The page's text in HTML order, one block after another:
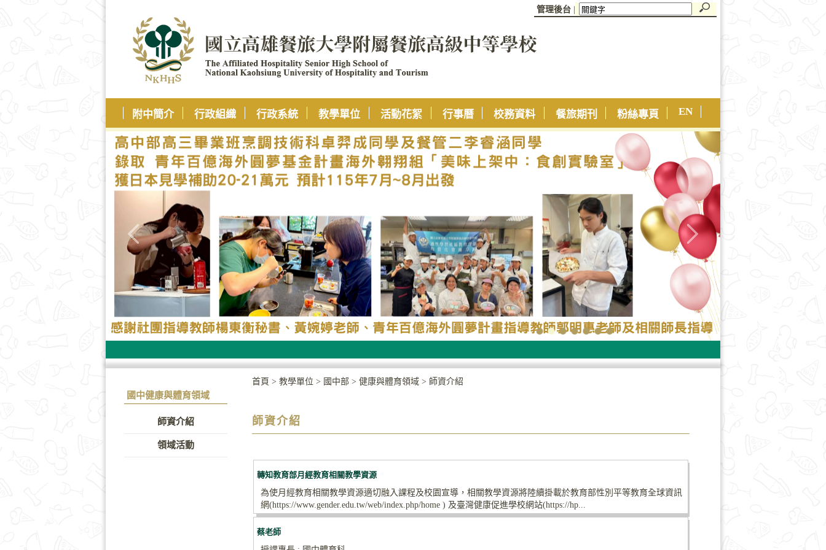
管理後台
附中簡介 行政組織 行政系統 教學單位 活動花絮 行事曆 校務資料 餐旅期刊 粉絲專頁 EN
國中健康與體育領域
師資介紹
領域活動
首頁 > 教學單位 > 國中部 > 健康與體育領域 > 師資介紹
師資介紹
轉知教育部月經教育相關教學資源
為使月經教育相關教學資源適切融入課程及校園宣導，相關教學資源將陸續掛載於教育部性別平等教育全球資訊
網(https://www.gender.edu.tw/web/index.php/home ) 及臺灣健康促進學校網站(https://hp...
蔡老師